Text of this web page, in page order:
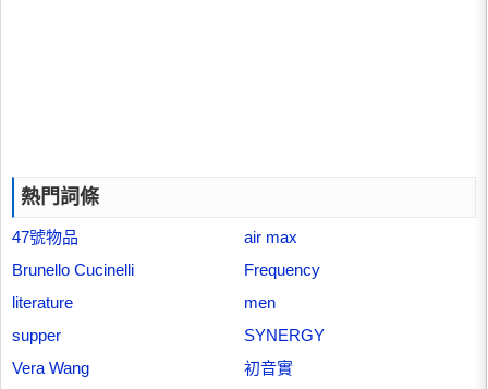
熱門詞條
47號物品
air max
Brunello Cucinelli
Frequency
literature
men
supper
SYNERGY
Vera Wang
初音實